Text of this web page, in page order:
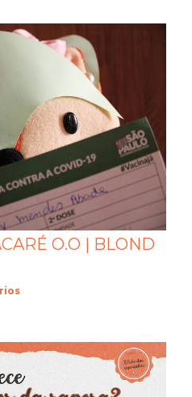
O.O | BLOND